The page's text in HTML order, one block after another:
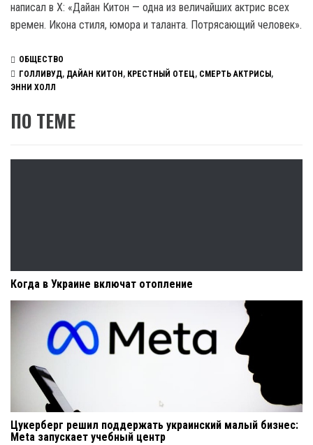
написал в X: «Дайан Китон — одна из величайших актрис всех
времен. Икона стиля, юмора и таланта. Потрясающий человек».
ОБЩЕСТВО
ГОЛЛИВУД, ДАЙАН КИТОН , КРЕСТНЫЙ ОТЕЦ, СМЕРТЬ АКТРИСЫ ,
ЭННИ ХОЛЛ
ПО ТЕМЕ
Когда в Украине включат отопление
Цукерберг решил поддержать украинский малый бизнес:
Meta запускает учебный центр